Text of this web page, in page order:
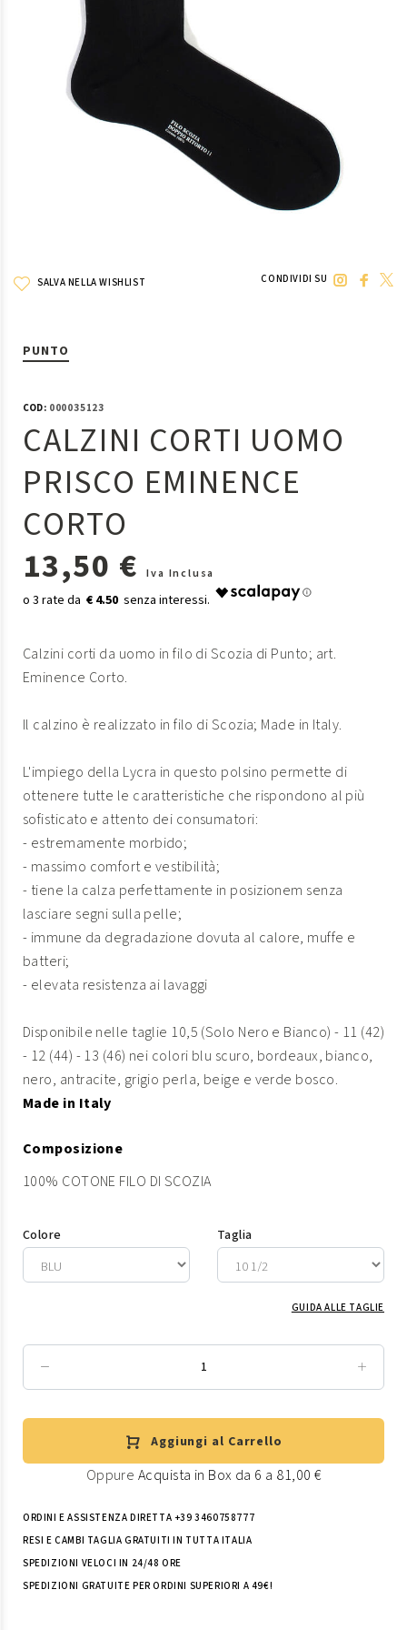
SALVA NELLA WISHLIST CONDIVIDI SU
PUNTO
COD:000035123
CALZINI CORTI UOMO
PRISCO EMINENCE
CORTO
13,50 €
Iva Inclusa
€ 4.50
Calzini corti da uomo in filo di Scozia di Punto; art.
Eminence Corto.
Il calzino è realizzato in filo di Scozia; Made in Italy.
L'impiego della Lycra in questo polsino permette di
ottenere tutte le caratteristiche che rispondono al più
sofisticato e attento dei consumatori:
- estremamente morbido;
- massimo comfort e vestibilità;
- tiene la calza perfettamente in posizionem senza
lasciare segni sulla pelle;
- immune da degradazione dovuta al calore, muffe e
batteri;
- elevata resistenza ai lavaggi
Disponibile nelle taglie 10,5 (Solo Nero e Bianco) - 11 (42)
- 12 (44) - 13 (46) nei colori blu scuro, bordeaux, bianco,
nero, antracite, grigio perla, beige e verde bosco.
Made in Italy
Composizione
100% COTONE FILO DI SCOZIA
Colore Taglia
GUIDA ALLE TAGLIE
Aggiungi al Carrello
Oppure Acquista in Box da 6 a 81,00 €
ORDINI E ASSISTENZA DIRETTA +39 3460758777
RESI E CAMBI TAGLIA GRATUITI IN TUTTA ITALIA
SPEDIZIONI VELOCI IN 24/48 ORE
SPEDIZIONI GRATUITE PER ORDINI SUPERIORI A 49€!